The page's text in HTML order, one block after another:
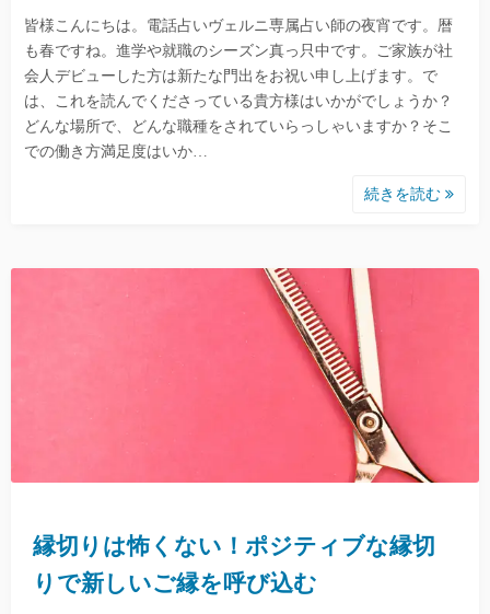
皆様こんにちは。電話占いヴェルニ専属占い師の夜宵です。暦
も春ですね。進学や就職のシーズン真っ只中です。ご家族が社
会人デビューした方は新たな門出をお祝い申し上げます。で
は、これを読んでくださっている貴方様はいかがでしょうか？
どんな場所で、どんな職種をされていらっしゃいますか？そこ
での働き方満足度はいか…
続きを読む
縁切りは怖くない！ポジティブな縁切
りで新しいご縁を呼び込む